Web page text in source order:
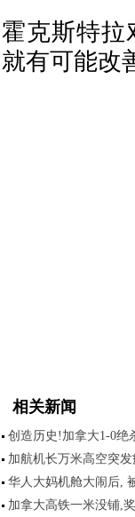
霍克斯特拉
就有可能改
相关新闻
创造历史!加拿大1-0绝
加航机长万米高空突
华人大妈机舱大闹后,
加拿大高铁一米没铺,